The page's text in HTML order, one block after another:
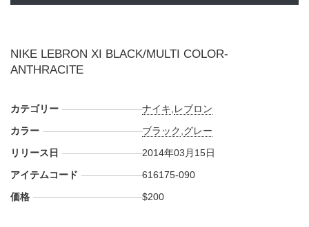
NIKE LEBRON XI BLACK/MULTI COLOR-
ANTHRACITE
カテゴリー ナイキ レブロン
カラー
ブラック グレー
リリース日
2014年03月15日
アイテムコード
616175-090
価格
$200